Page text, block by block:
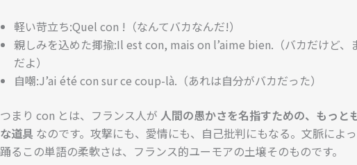
軽い苛立ち:Quel con !（なんてバカなんだ!）
親しみを込めた揶揄:Il est con, mais on l’aime bien.（バカだけど、
だよ）
自嘲:J’ai été con sur ce coup-là.（あれは自分がバカだった）
つまり con とは、フランス人が 人間の愚かさを名指すための、もっと
な道具 なのです。攻撃にも、愛情にも、自己批判にもなる。文脈によ
踊るこの単語の柔軟さは、フランス的ユーモアの土壌そのものです。